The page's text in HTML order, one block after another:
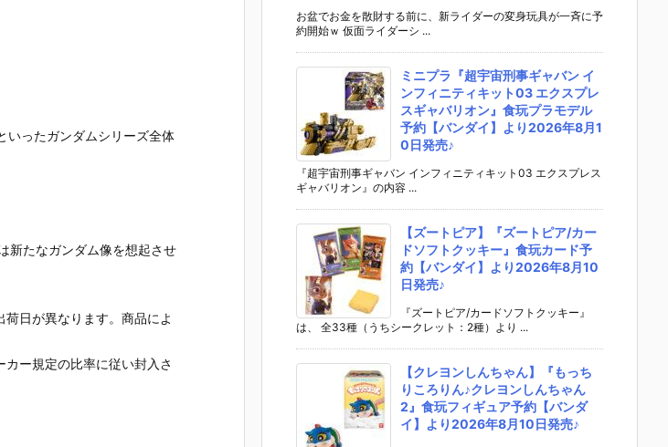
いったガンダムシリーズ全体
新たなガンダム像を想起させ
荷日が異なります。商品によ
カー規定の比率に従い封入さ
お盆でお金を散財する前に、新ライダーの変身玩具が一斉に予
約開始ｗ 仮面ライダーシ ...
ミニプラ『超宇宙刑事ギャバン イ
ンフィニティキット03 エクスプレ
スギャバリオン』食玩プラモデル
予約【バンダイ】より2026年8月1
0日発売♪
『超宇宙刑事ギャバン インフィニティキット03 エクスプレス
ギャバリオン』の内容 ...
【ズートピア】『ズートピア/カー
ドソフトクッキー』食玩カード予
約【バンダイ】より2026年8月10
日発売♪
『ズートピア/カードソフトクッキー』
は、 全33種（うちシークレット：2種）より ...
【クレヨンしんちゃん】『もっち
りころりん♪クレヨンしんちゃん
2』食玩フィギュア予約【バンダ
イ】より2026年8月10日発売♪